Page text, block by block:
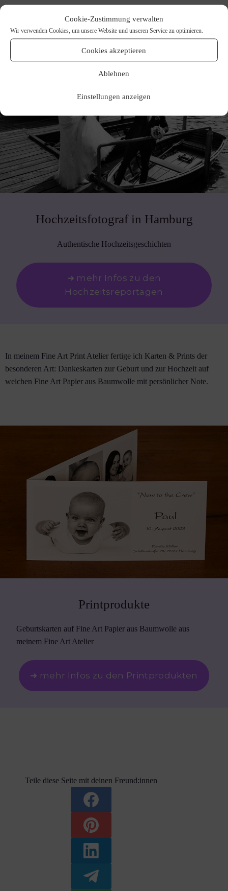
Cookie-Zustimmung verwalten
Wir verwenden Cookies, um unsere Website und unseren Service zu optimieren.
Cookies akzeptieren
Ablehnen
Einstellungen anzeigen
Hochzeitsfotograf in Hamburg
Authentische Hochzeitsgeschichten
➜ mehr Infos zu den
Hochzeitsreportagen
In meinem Fine Art Print Atelier fertige ich Karten & Prints der
besonderen Art: Dankeskarten zur Geburt und zur Hochzeit auf
weichen Fine Art Papier aus Baumwolle mit persönlicher Note.
Printprodukte
Geburtskarten auf Fine Art Papier aus Baumwolle aus
meinem Fine Art Atelier
➜ mehr Infos zu den Printprodukten
Teile diese Seite mit deinen Freund:innen